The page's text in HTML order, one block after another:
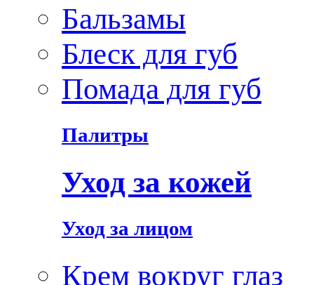
Бальзамы
Блеск для губ
Помада для губ
Палитры
Уход за кожей
Уход за лицом
Крем вокруг глаз